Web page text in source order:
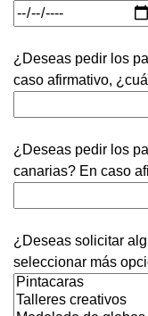
¿Deseas pedir los
caso afirmativo,
¿Deseas pedir los
canarias? En caso
¿Deseas solicitar
seleccionar más